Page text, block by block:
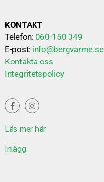
KONTAKT
Telefon: 060-150 049
E-post: info@bergvarme.se
Kontakta oss
Integritetspolicy
Läs mer här
Inlägg